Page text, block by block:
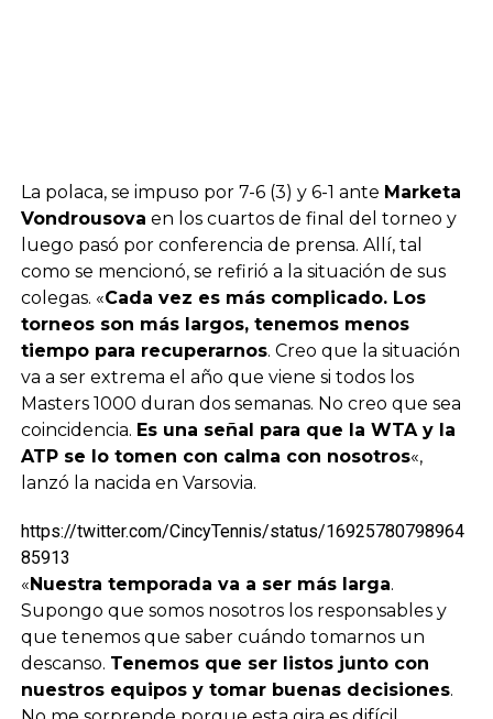
La polaca, se impuso por 7-6 (3) y 6-1 ante Marketa
Vondrousova en los cuartos de final del torneo y
luego pasó por conferencia de prensa. Allí, tal
como se mencionó, se refirió a la situación de sus
colegas. «Cada vez es más complicado. Los
torneos son más largos, tenemos menos
tiempo para recuperarnos. Creo que la situación
va a ser extrema el año que viene si todos los
Masters 1000 duran dos semanas. No creo que sea
coincidencia. Es una señal para que la WTA y la
ATP se lo tomen con calma con nosotros«,
lanzó la nacida en Varsovia.
https://twitter.com/CincyTennis/status/16925780798964
85913
« Nuestra temporada va a ser más larga.
Supongo que somos nosotros los responsables y
que tenemos que saber cuándo tomarnos un
descanso. Tenemos que ser listos junto con
nuestros equipos y tomar buenas decisiones.